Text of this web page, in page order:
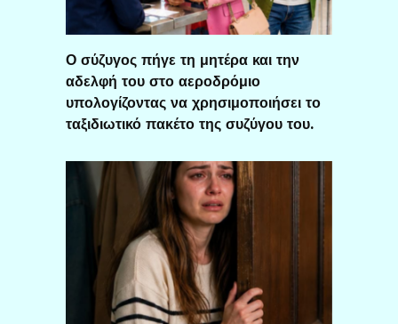
Ο σύζυγος πήγε τη μητέρα και την
αδελφή του στο αεροδρόμιο
υπολογίζοντας να χρησιμοποιήσει το
ταξιδιωτικό πακέτο της συζύγου του.